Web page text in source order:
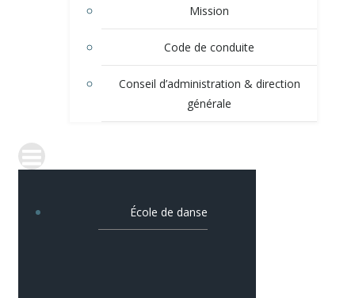
Mission
Code de conduite
Conseil d’administration & direction
générale
École de danse